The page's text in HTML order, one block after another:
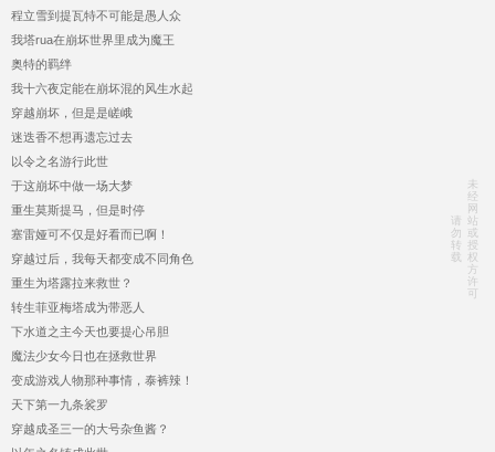
程立雪到提瓦特不可能是愚人众
我塔rua在崩坏世界里成为魔王
奥特的羁绊
我十六夜定能在崩坏混的风生水起
穿越崩坏，但是是嵯峨
迷迭香不想再遗忘过去
以令之名游行此世
于这崩坏中做一场大梦
重生莫斯提马，但是时停
塞雷娅可不仅是好看而已啊！
穿越过后，我每天都变成不同角色
重生为塔露拉来救世？
转生菲亚梅塔成为带恶人
下水道之主今天也要提心吊胆
魔法少女今日也在拯救世界
变成游戏人物那种事情，泰裤辣！
天下第一九条裟罗
穿越成圣三一的大号杂鱼酱？
请
勿
转
载
未
经
网
站
或
授
权
方
许
可